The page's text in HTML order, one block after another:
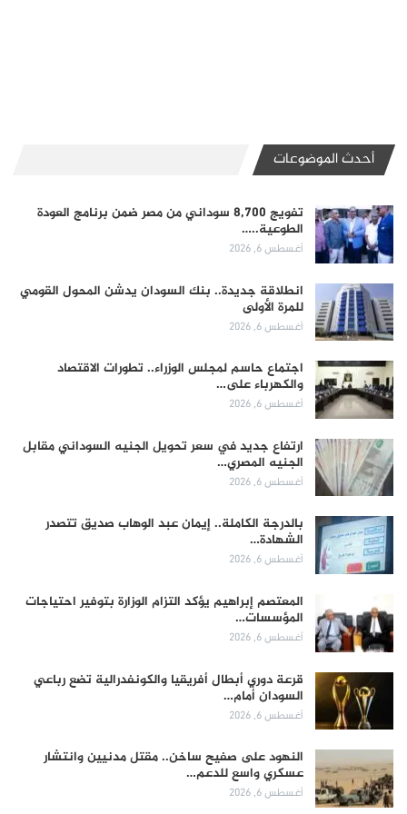
أحدث الموضوعات
تفويج 8,700 سوداني من مصر ضمن برنامج العودة
الطوعية..…
أغسطس 6, 2026
انطلاقة جديدة.. بنك السودان يدشن المحول القومي
للمرة الأولى
أغسطس 6, 2026
اجتماع حاسم لمجلس الوزراء.. تطورات الاقتصاد
والكهرباء على…
أغسطس 6, 2026
ارتفاع جديد في سعر تحويل الجنيه السوداني مقابل
الجنيه المصري…
أغسطس 6, 2026
بالدرجة الكاملة.. إيمان عبد الوهاب صديق تتصدر
الشهادة…
أغسطس 6, 2026
المعتصم إبراهيم يؤكد التزام الوزارة بتوفير احتياجات
المؤسسات…
أغسطس 6, 2026
قرعة دوري أبطال أفريقيا والكونفدرالية تضع رباعي
السودان أمام…
أغسطس 6, 2026
النهود على صفيح ساخن.. مقتل مدنيين وانتشار
عسكري واسع للدعم…
أغسطس 6, 2026